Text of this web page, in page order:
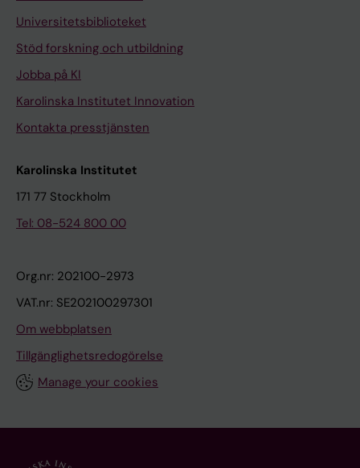
Universitetsbiblioteket
Stöd forskning och utbildning
Jobba på KI
Karolinska Institutet Innovation
Kontakta presstjänsten
Karolinska Institutet
171 77 Stockholm
Tel: 08-524 800 00
Org.nr: 202100-2973
VAT.nr: SE202100297301
Om webbplatsen
Tillgänglighetsredogörelse
Manage your cookies